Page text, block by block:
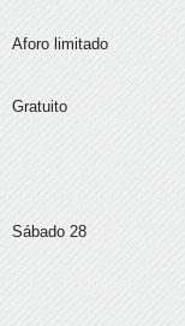
Aforo limitado
Gratuito
Sábado 28